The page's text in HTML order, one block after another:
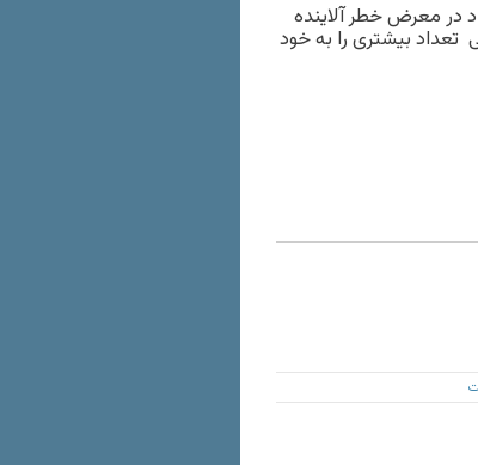
در معرض خطر آلاینده
تعداد بیشتری را به خود